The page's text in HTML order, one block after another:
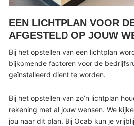
EEN LICHTPLAN VOOR
AFGESTELD OP JOUW
Bij het opstellen van een lichtplan
bijkomende factoren voor de
geïnstalleerd dient te worden.
Bij het opstellen van zo’n lichtplan
rekening met al jouw wensen. We
jou naar dit plan. Bij Ocab kun je